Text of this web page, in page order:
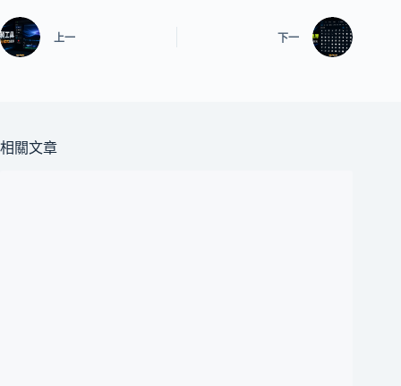
上一 下一
相關文章